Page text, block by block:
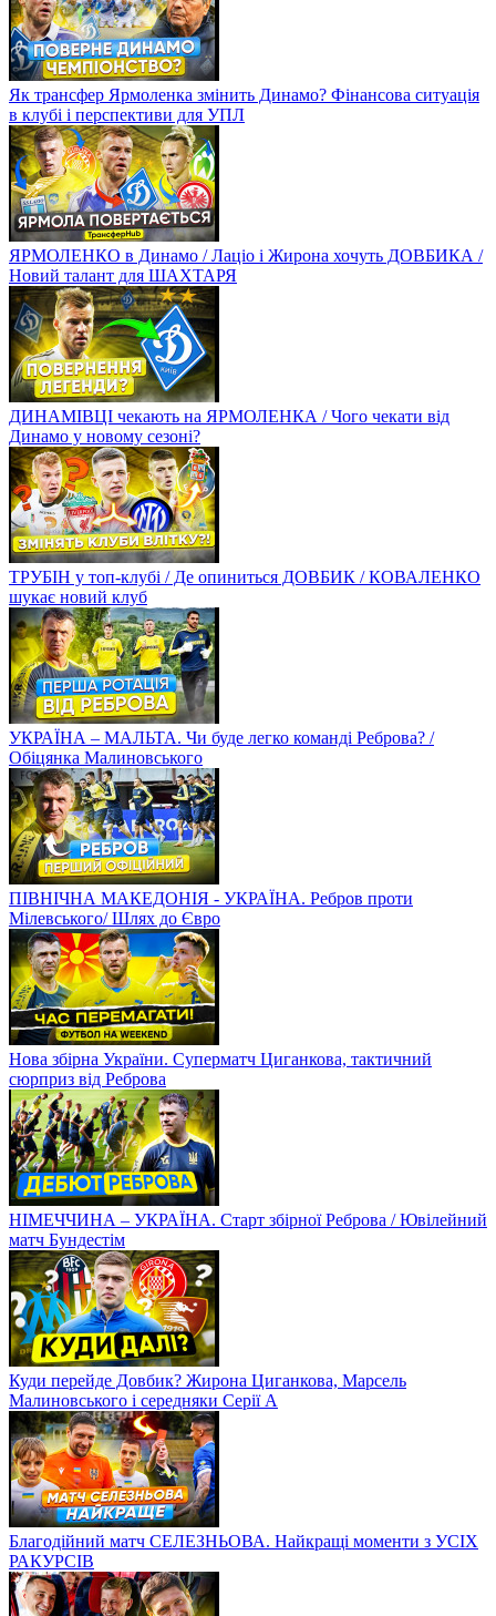
Як трансфер Ярмоленка змінить Динамо? Фінансова ситуація
в клубі і перспективи для УПЛ
ЯРМОЛЕНКО в Динамо / Лаціо і Жирона хочуть ДОВБИКА /
Новий талант для ШАХТАРЯ
ДИНАМІВЦІ чекають на ЯРМОЛЕНКА / Чого чекати від
Динамо у новому сезоні?
ТРУБІН у топ-клубі / Де опиниться ДОВБИК / КОВАЛЕНКО
шукає новий клуб
УКРАЇНА – МАЛЬТА. Чи буде легко команді Реброва? /
Обіцянка Малиновського
ПІВНІЧНА МАКЕДОНІЯ - УКРАЇНА. Ребров проти
Мілевського/ Шлях до Євро
Нова збірна України. Суперматч Циганкова, тактичний
сюрприз від Реброва
НІМЕЧЧИНА – УКРАЇНА. Старт збірної Реброва / Ювілейний
матч Бундестім
Куди перейде Довбик? Жирона Циганкова, Марсель
Малиновського і середняки Серії А
Благодійний матч СЕЛЕЗНЬОВА. Найкращі моменти з УСІХ
РАКУРСІВ